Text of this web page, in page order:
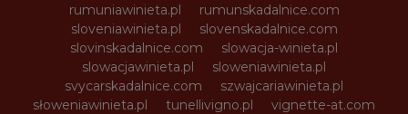
rumuniawinieta.pl
rumunskadalnice.com
sloveniawinieta.pl
slovenskadalnice.com
slovinskadalnice.com
slowacja-winieta.pl
slowacjawinieta.pl
sloweniawinieta.pl
svycarskadalnice.com
szwajcariawinieta.pl
słoweniawinieta.pl
tunellivigno.pl
vignette-at.com